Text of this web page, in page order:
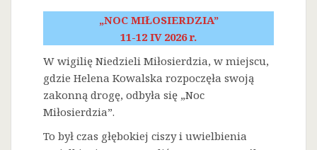
„NOC MIŁOSIERDZIA”
11-12 IV 2026 r.
W wigilię Niedzieli Miłosierdzia, w miejscu,
gdzie Helena Kowalska rozpoczęła swoją
zakonną drogę, odbyła się „Noc
Miłosierdzia”.
To był czas głębokiej ciszy i uwielbienia